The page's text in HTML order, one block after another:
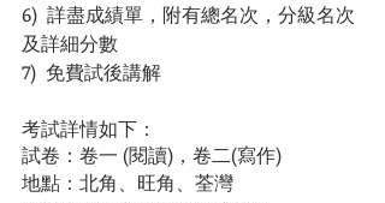
6)  詳盡成績單，附有總名次，分級名次
及詳細分數
7)  免費試後講解
考試詳情如下：
試卷：卷一 (閱讀)，卷二(寫作)
地點：北角、旺角、荃灣